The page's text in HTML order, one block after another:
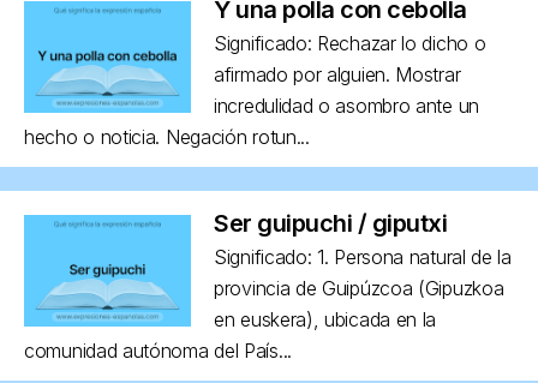
Y una polla con cebolla
Significado: Rechazar lo dicho o
afirmado por alguien. Mostrar
incredulidad o asombro ante un
hecho o noticia. Negación rotun...
Ser guipuchi / giputxi
Significado: 1. Persona natural de la
provincia de Guipúzcoa (Gipuzkoa
en euskera), ubicada en la
comunidad autónoma del País...